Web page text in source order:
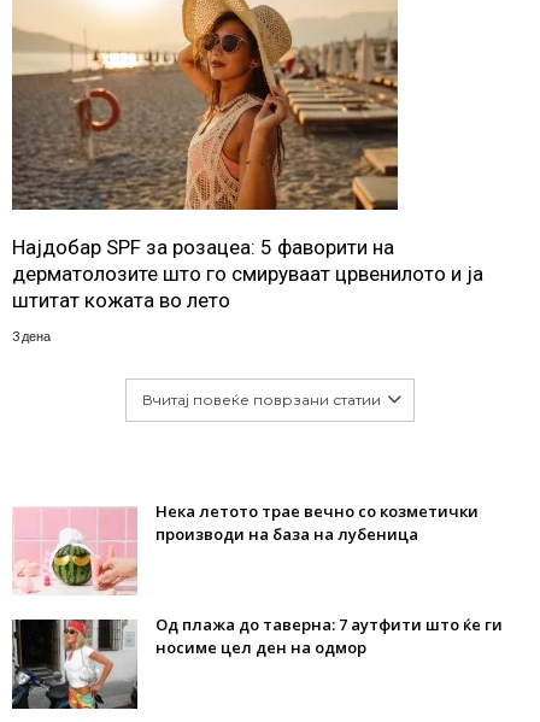
Најдобар SPF за розацеа: 5 фаворити на
дерматолозите што го смируваат црвенилото и ја
штитат кожата во лето
3 дена
Вчитај повеќе поврзани статии
Нека летото трае вечно со козметички
производи на база на лубеница
Од плажа до таверна: 7 аутфити што ќе ги
носиме цел ден на одмор